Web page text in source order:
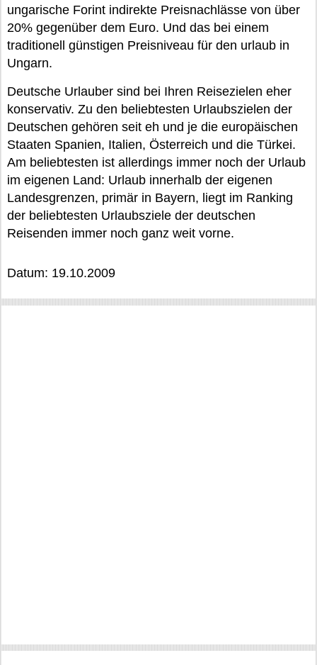
ungarische Forint indirekte Preisnachlässe von über
20% gegenüber dem Euro. Und das bei einem
traditionell günstigen Preisniveau für den urlaub in
Ungarn.
Deutsche Urlauber sind bei Ihren Reisezielen eher
konservativ. Zu den beliebtesten Urlaubszielen der
Deutschen gehören seit eh und je die europäischen
Staaten Spanien, Italien, Österreich und die Türkei.
Am beliebtesten ist allerdings immer noch der Urlaub
im eigenen Land: Urlaub innerhalb der eigenen
Landesgrenzen, primär in Bayern, liegt im Ranking
der beliebtesten Urlaubsziele der deutschen
Reisenden immer noch ganz weit vorne.
Datum: 19.10.2009